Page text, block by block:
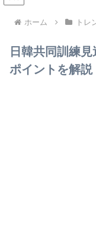
ホーム トレ
日韓共同訓練
ポイントを解説